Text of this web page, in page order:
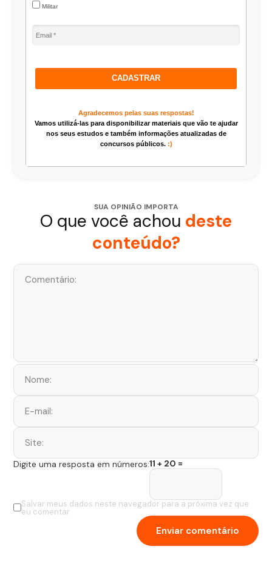
Militar
CADASTRAR
Agradecemos pelas suas respostas!
Vamos utilizá-las para disponibilizar materiais que vão te ajudar
nos seus estudos e também informações atualizadas de
concursos públicos. :)
SUA OPINIÃO IMPORTA
O que você achou deste
conteúdo?
Salvar meus dados neste navegador para a próxima vez que
eu comentar.
Digite uma resposta em números:11 + 20 =